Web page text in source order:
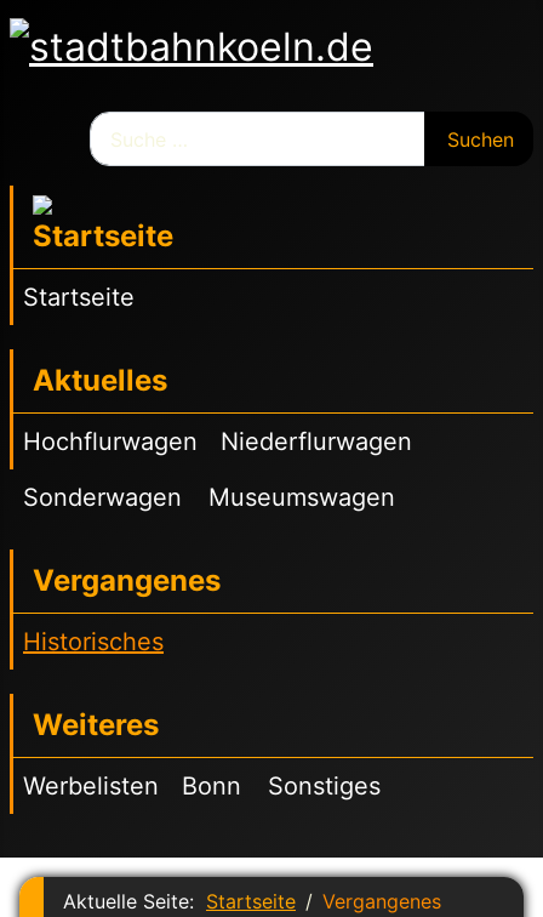
Suchen
Startseite
Aktuelles
Hochflurwagen
Niederflurwagen
Sonderwagen
Museumswagen
Vergangenes
Historisches
Weiteres
Werbelisten Bonn Sonstiges
Aktuelle Seite: Startseite
Vergangenes